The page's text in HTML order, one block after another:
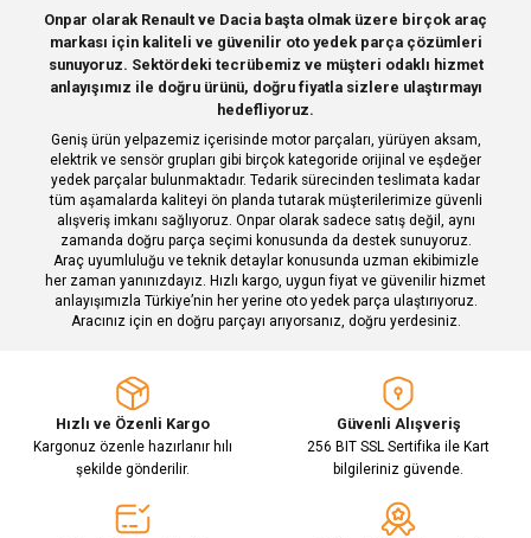
Ürün resmi kalitesiz, bozuk veya görüntülenemiyor.
Ürün açıklamasında eksik bilgiler bulunuyor.
Ürün bilgilerinde hatalar bulunuyor.
Ürün fiyatı diğer sitelerden daha pahalı.
Bu ürüne benzer farklı alternatifler olmalı.
Gönder
Deneyimini Paylaş
Onpar olarak Renault ve Dacia başta olmak üzere birçok araç
markası için kaliteli ve güvenilir oto yedek parça çözümleri
sunuyoruz. Sektördeki tecrübemiz ve müşteri odaklı hizmet
anlayışımız ile doğru ürünü, doğru fiyatla sizlere ulaştırmayı
hedefliyoruz.
Geniş ürün yelpazemiz içerisinde motor parçaları, yürüyen aksam,
elektrik ve sensör grupları gibi birçok kategoride orijinal ve eşdeğer
yedek parçalar bulunmaktadır. Tedarik sürecinden teslimata kadar
tüm aşamalarda kaliteyi ön planda tutarak müşterilerimize güvenli
alışveriş imkanı sağlıyoruz. Onpar olarak sadece satış değil, aynı
zamanda doğru parça seçimi konusunda da destek sunuyoruz.
Araç uyumluluğu ve teknik detaylar konusunda uzman ekibimizle
her zaman yanınızdayız. Hızlı kargo, uygun fiyat ve güvenilir hizmet
anlayışımızla Türkiye’nin her yerine oto yedek parça ulaştırıyoruz.
Aracınız için en doğru parçayı arıyorsanız, doğru yerdesiniz.
Hızlı ve Özenli Kargo
Kargonuz özenle hazırlanır hılı
şekilde gönderilir.
Güvenli Alışveriş
256 BIT SSL Sertifika ile Kart
bilgileriniz güvende.